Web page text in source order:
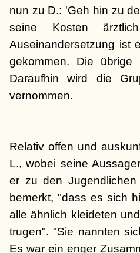
nun zu D.: 'Geh hin zu
seine Kosten
Auseinandersetzung ist
gekommen. Die
Daraufhin wird die
vernommen.
Relativ offen und
L., wobei seine
er zu den Jugendlichen
bemerkt, "dass es sich
alle ähnlich kleideten
trugen". "Sie nannten
Es war ein enger